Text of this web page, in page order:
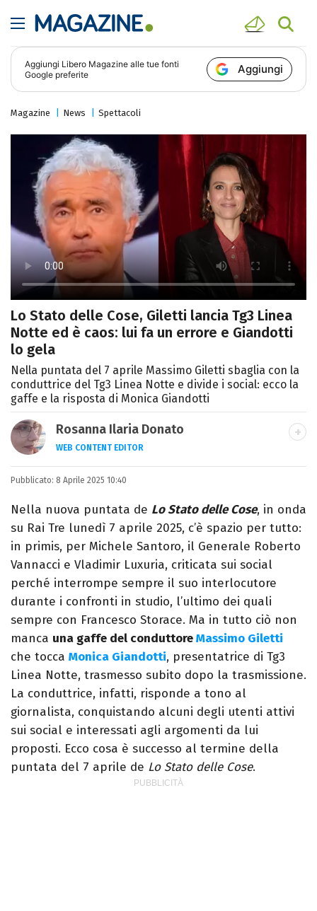
Aggiungi Libero Magazine alle tue fonti
Google preferite
Aggiungi
Magazine News Spettacoli
Lo Stato delle Cose, Giletti lancia Tg3 Linea
Notte ed è caos: lui fa un errore e Giandotti
lo gela
Nella puntata del 7 aprile Massimo Giletti sbaglia con la
conduttrice del Tg3 Linea Notte e divide i social: ecco la
gaffe e la risposta di Monica Giandotti
Rosanna Ilaria Donato
WEB CONTENT EDITOR
Laureata in Linguaggi dei Media, mi dedico
al mondo dell’intrattenimento da 10 anni.
Ho lavorato come web content editor
freelance per diverse testate.
Pubblicato: 8 Aprile 2025 10:40
Nella nuova puntata de Lo Stato delle Cose, in onda
su Rai Tre lunedì 7 aprile 2025, c’è spazio per tutto:
in primis, per Michele Santoro, il Generale Roberto
Vannacci e Vladimir Luxuria, criticata sui social
perché interrompe sempre il suo interlocutore
durante i confronti in studio, l’ultimo dei quali
sempre con Francesco Storace. Ma in tutto ciò non
manca una gaffe del conduttoreMassimo Giletti
che tocca Monica Giandotti, presentatrice di Tg3
Linea Notte, trasmesso subito dopo la trasmissione.
La conduttrice, infatti, risponde a tono al
giornalista, conquistando alcuni degli utenti attivi
sui social e interessati agli argomenti da lui
proposti. Ecco cosa è successo al termine della
puntata del 7 aprile de Lo Stato delle Cose.